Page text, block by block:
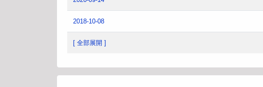
2018-10-08
[ 全部展開 ]